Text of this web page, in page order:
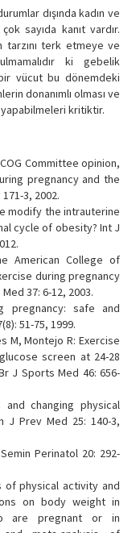
dışında kadın ve
sayıda kanıt vardır.
tarzını terk etmeye ve
ki gebelik
vücut bu dönemdeki
donanımlı olması ve
kritiktir.
Committee opinion,
pregnancy and the
3, 2002.
modify the intrauterine
cycle of obesity? Int J
American College of
during pregnancy
37: 6-12, 2003.
pregnancy: safe and
51-75, 1999.
M, Montejo R: Exercise
screen at 24-28
J Sports Med 46: 656-
changing physical
J Prev Med 25: 140-3,
Perinatol 20: 292-
of physical activity and
on body weight in
are pregnant or in